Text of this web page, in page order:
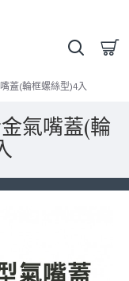
蓋(輪框螺絲型)4入
氣嘴蓋(輪